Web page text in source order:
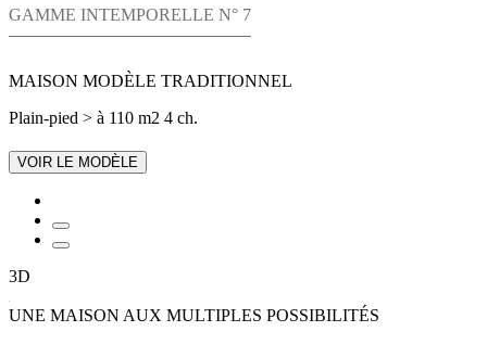
GAMME INTEMPORELLE N° 7
MAISON MODÈLE TRADITIONNEL
Plain-pied > à 110 m2 4 ch.
VOIR LE MODÈLE
3D
UNE MAISON AUX MULTIPLES POSSIBILITÉS